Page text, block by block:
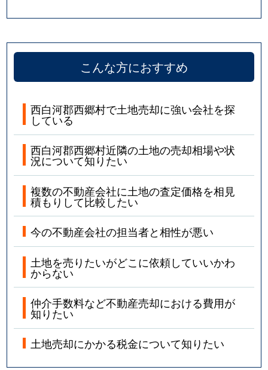
こんな方におすすめ
西白河郡西郷村で土地売却に強い会社を探
している
西白河郡西郷村近隣の土地の売却相場や状
況について知りたい
複数の不動産会社に土地の査定価格を相見
積もりして比較したい
今の不動産会社の担当者と相性が悪い
土地を売りたいがどこに依頼していいかわ
からない
仲介手数料など不動産売却における費用が
知りたい
土地売却にかかる税金について知りたい